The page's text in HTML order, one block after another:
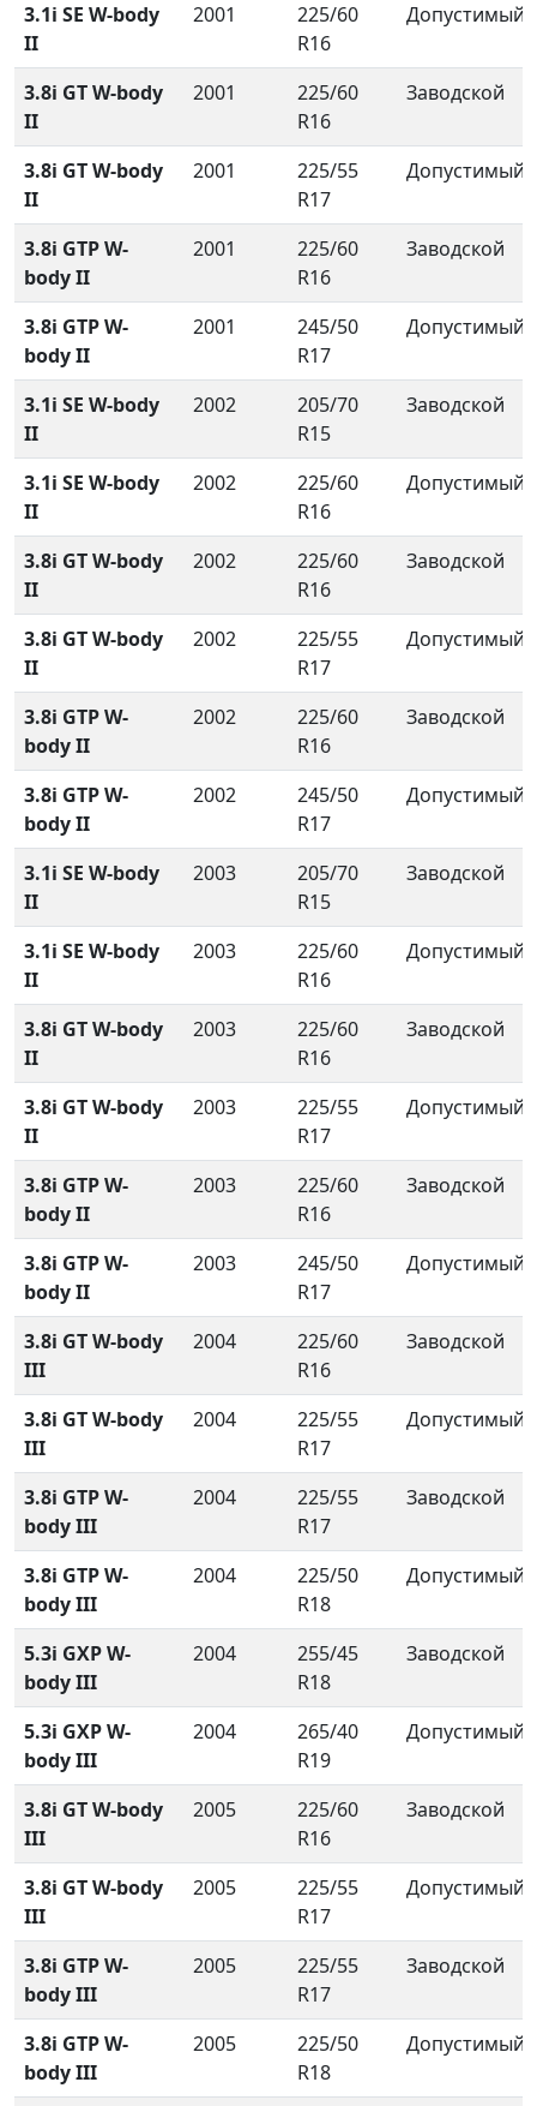
3.1i SE W-body
II
2001
225/60
R16
Допустимый
3.8i GT W-body
II
2001
225/60
R16
Заводской
3.8i GT W-body
II
2001
225/55
R17
Допустимый
3.8i GTP W-
body II
2001
225/60
R16
Заводской
3.8i GTP W-
body II
2001
245/50
R17
Допустимый
3.1i SE W-body
II
2002
205/70
R15
Заводской
3.1i SE W-body
II
2002
225/60
R16
Допустимый
3.8i GT W-body
II
2002
225/60
R16
Заводской
3.8i GT W-body
II
2002
225/55
R17
Допустимый
3.8i GTP W-
body II
2002
225/60
R16
Заводской
3.8i GTP W-
body II
2002
245/50
R17
Допустимый
3.1i SE W-body
II
2003
205/70
R15
Заводской
3.1i SE W-body
II
2003
225/60
R16
Допустимый
3.8i GT W-body
II
2003
225/60
R16
Заводской
3.8i GT W-body
II
2003
225/55
R17
Допустимый
3.8i GTP W-
body II
2003
225/60
R16
Заводской
3.8i GTP W-
body II
2003
245/50
R17
Допустимый
3.8i GT W-body
III
2004
225/60
R16
Заводской
3.8i GT W-body
III
2004
225/55
R17
Допустимый
3.8i GTP W-
body III
2004
225/55
R17
Заводской
3.8i GTP W-
body III
2004
225/50
R18
Допустимый
5.3i GXP W-
body III
2004
255/45
R18
Заводской
5.3i GXP W-
body III
2004
265/40
R19
Допустимый
3.8i GT W-body
III
2005
225/60
R16
Заводской
3.8i GT W-body
III
2005
225/55
R17
Допустимый
3.8i GTP W-
body III
2005
225/55
R17
Заводской
3.8i GTP W-
body III
2005
225/50
R18
Допустимый